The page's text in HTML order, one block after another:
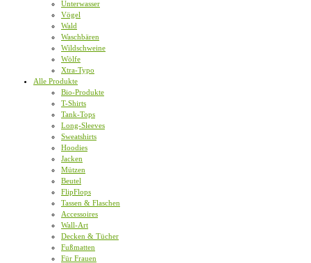
Unterwasser
Vögel
Wald
Waschbären
Wildschweine
Wölfe
Xtra-Typo
Alle Produkte
Bio-Produkte
T-Shirts
Tank-Tops
Long-Sleeves
Sweatshirts
Hoodies
Jacken
Mützen
Beutel
FlipFlops
Tassen & Flaschen
Accessoires
Wall-Art
Decken & Tücher
Fußmatten
Für Frauen